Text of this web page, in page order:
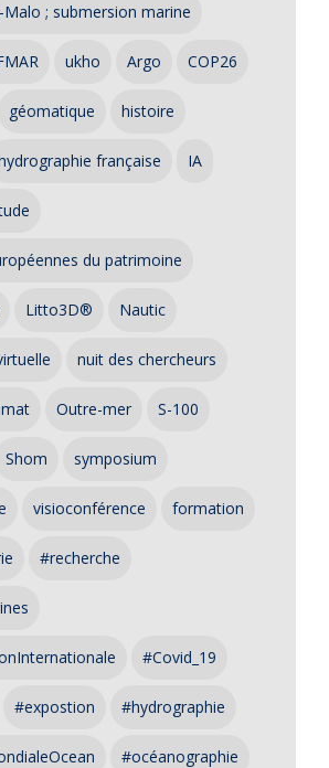
Malo ; submersion marine
ukho Argo COP26
géomatique histoire
française IA
du patrimoine
Litto3D® Nautic
nuit des chercheurs
Outre-mer S-100
Shom symposium
visioconférence formation
#recherche
#Covid_19
#expostion #hydrographie
#océanographie